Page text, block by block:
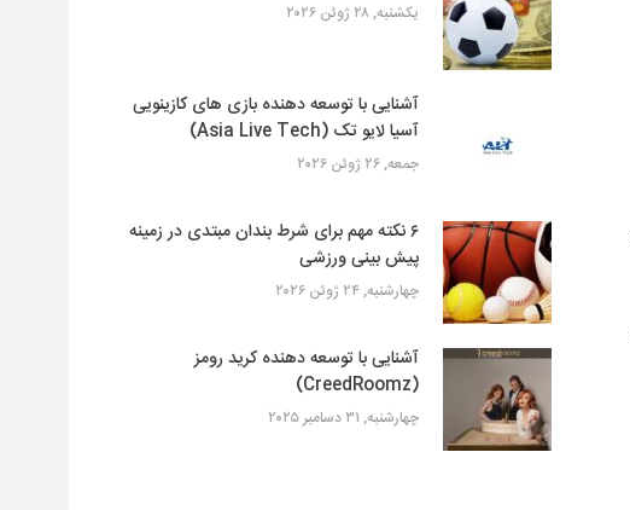
یکشنبه, ۲۸ ژوئن ۲۰۲۶
آشنایی با توسعه دهنده بازی های کازینویی
آسیا لایو تک (Asia Live Tech)
جمعه, ۲۶ ژوئن ۲۰۲۶
۶ نکته مهم برای شرط بندان مبتدی در زمینه
پیش بینی ورزشی
چهارشنبه, ۲۴ ژوئن ۲۰۲۶
آشنایی با توسعه دهنده کرید رومز
(CreedRoomz)
چهارشنبه, ۳۱ دسامبر ۲۰۲۵